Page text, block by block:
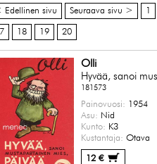
Edellinen sivu Seuraava sivu > 1
18 19 20
Olli
Hyvää, sanoi
181573
Painovuosi: 1954
Asu: Nid
Kunto: K3
Kustantaja: Otava
12 €